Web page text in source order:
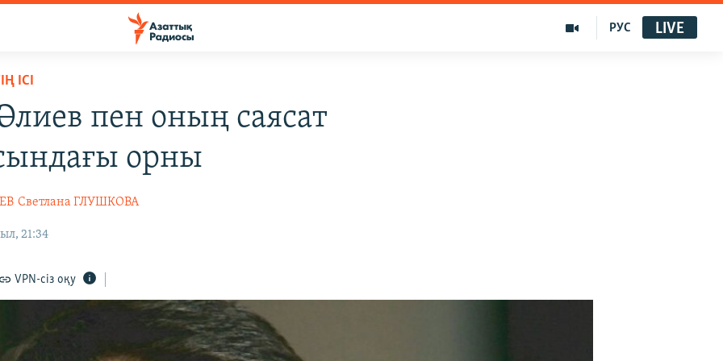
РУС LIVE
ІСІ
пен оның саясат
орны
Светлана ГЛУШКОВА
21:34
VPN-сіз оқу